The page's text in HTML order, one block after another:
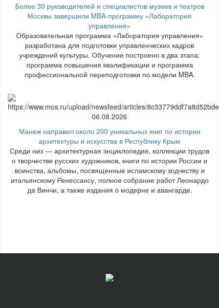
Более 30 руководителей и специалистов музеев и театров
Москвы завершили MBA-программу «Лаборатория
управления»
Образовательная программа «Лаборатория управления»
разработана для подготовки управленческих кадров
учреждений культуры. Обучение построено в два этапа:
программа повышения квалификации и программа
профессиональной переподготовки по модели MBA.
06.08.2026
Манеж направил около 200 уникальных книг по истории
архитектуры и искусства в Республику Крым
Среди них — архитектурная энциклопедия, коллекции трудов
о творчестве русских художников, книги по истории России и
воинства, альбомы, посвященные исламскому зодчеству и
итальянскому Ренессансу, полное собрание работ Леонардо
да Винчи, а также издания о модерне и авангарде.